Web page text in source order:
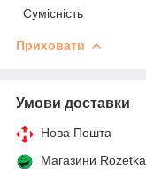
Сумісність
Приховати
Умови доставки
Нова Пошта
Магазини Rozetka